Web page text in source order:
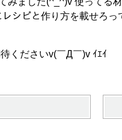
シピと作り方を載せろ
くださいv(￣Д￣)v ｲｴｲ